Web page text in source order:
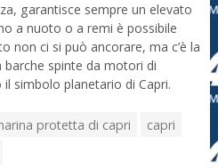
garantisce sempre un elevato
a nuoto o a remi è possibile
non ci si può ancorare, ma c’è la
barche spinte da motori di
simbolo planetario di Capri.
protetta di capri
capri